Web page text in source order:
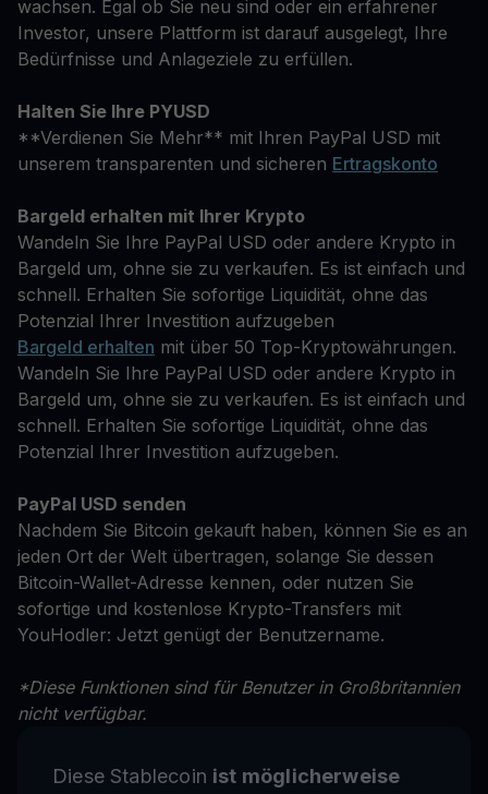
wachsen. Egal ob Sie neu sind oder ein erfahrener
Investor, unsere Plattform ist darauf ausgelegt, Ihre
Bedürfnisse und Anlageziele zu erfüllen.
Halten Sie Ihre PYUSD
**Verdienen Sie Mehr** mit Ihren PayPal USD mit
unserem transparenten und sicheren Ertragskonto
Bargeld erhalten mit Ihrer Krypto
Wandeln Sie Ihre PayPal USD oder andere Krypto in
Bargeld um, ohne sie zu verkaufen. Es ist einfach und
schnell. Erhalten Sie sofortige Liquidität, ohne das
Potenzial Ihrer Investition aufzugeben
Bargeld erhalten mit über 50 Top-Kryptowährungen.
Wandeln Sie Ihre PayPal USD oder andere Krypto in
Bargeld um, ohne sie zu verkaufen. Es ist einfach und
schnell. Erhalten Sie sofortige Liquidität, ohne das
Potenzial Ihrer Investition aufzugeben.
PayPal USD senden
Nachdem Sie Bitcoin gekauft haben, können Sie es an
jeden Ort der Welt übertragen, solange Sie dessen
Bitcoin-Wallet-Adresse kennen, oder nutzen Sie
sofortige und kostenlose Krypto-Transfers mit
YouHodler: Jetzt genügt der Benutzername.
*Diese Funktionen sind für Benutzer in Großbritannien
nicht verfügbar.
Diese Stablecoin ist möglicherweise